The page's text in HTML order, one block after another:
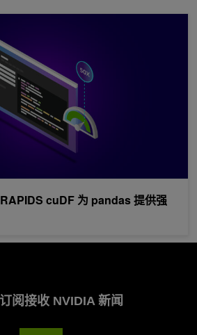
cuDF 为 pandas 提供强
订阅接收 NVIDIA 新闻